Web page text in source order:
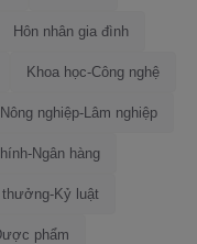
Hôn nhân gia đình
Khoa học-Công nghệ
Nông nghiệp-Lâm nghiệp
Ngân hàng
thưởng-Kỷ luật
phẩm